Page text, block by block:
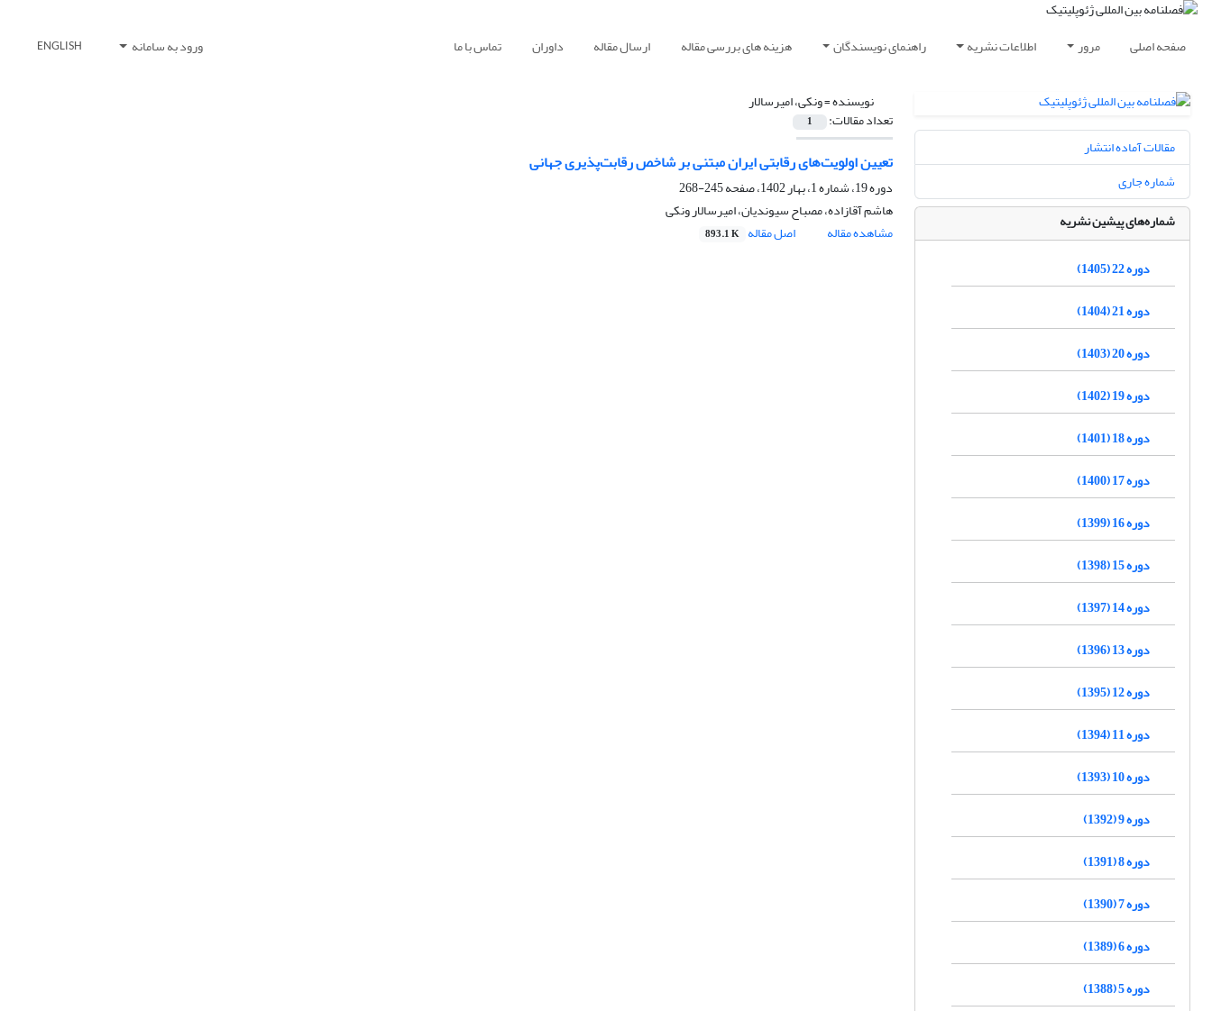
صفحه اصلی مرور اطلاعات نشریه راهنمای نویسندگان هزینه های بررسی مقاله ارسال مقاله داوران تماس با ما ورود به سامانه ENGLISH
نویسنده =ونکی، امیرسالار
تعداد مقالات: 1
تعیین اولویت‌های رقابتی ایران مبتنی بر شاخص رقابت‌پذیری جهانی
دوره 19، شماره 1، بهار 1402، صفحه
245-268
هاشم آقازاده، مصباح سیوندیان، امیرسالار ونکی
مشاهده مقاله
اصل مقاله 893.1 K
مقالات آماده انتشار
شماره جاری
شماره‌های پیشین نشریه
دوره 22 (1405)
دوره 21 (1404)
دوره 20 (1403)
دوره 19 (1402)
دوره 18 (1401)
دوره 17 (1400)
دوره 16 (1399)
دوره 15 (1398)
دوره 14 (1397)
دوره 13 (1396)
دوره 12 (1395)
دوره 11 (1394)
دوره 10 (1393)
دوره 9 (1392)
دوره 8 (1391)
دوره 7 (1390)
دوره 6 (1389)
دوره 5 (1388)